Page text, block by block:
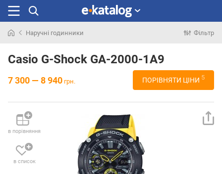
раніше
Наручні годинники Фільтр
Casio G-Shock GA-2000-1A9
7 300 — 8 940 грн. ПОРІВНЯТИ ЦІНИ 5
в порівняння
в список